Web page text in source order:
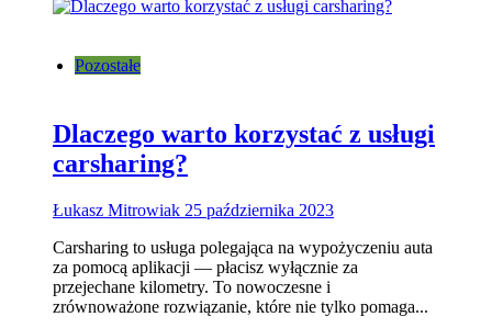
Pozostałe
Dlaczego warto korzystać z usługi
carsharing?
Łukasz Mitrowiak 25 października 2023
Carsharing to usługa polegająca na wypożyczeniu auta
za pomocą aplikacji — płacisz wyłącznie za
przejechane kilometry. To nowoczesne i
zrównoważone rozwiązanie, które nie tylko pomaga...